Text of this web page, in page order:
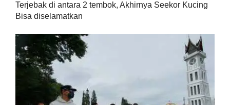
Terjebak di antara 2 tembok, Akhirnya Seekor Kucing
Bisa diselamatkan